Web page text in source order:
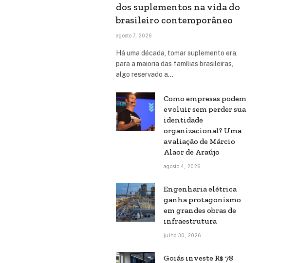
dos suplementos na vida do
brasileiro contemporâneo
agosto 7, 2026
Há uma década, tomar suplemento era,
para a maioria das famílias brasileiras,
algo reservado a…
Como empresas podem
evoluir sem perder sua
identidade
organizacional? Uma
avaliação de Márcio
Alaor de Araújo
agosto 4, 2026
Engenharia elétrica
ganha protagonismo
em grandes obras de
infraestrutura
julho 30, 2026
Goiás investe R$ 78